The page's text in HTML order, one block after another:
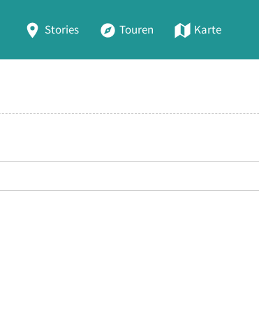
Stories Touren Karte